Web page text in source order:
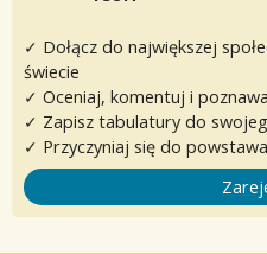
✓ Dołącz do największej
świecie
✓ Oceniaj, komentuj i
✓ Zapisz tabulatury do
✓ Przyczyniaj się do